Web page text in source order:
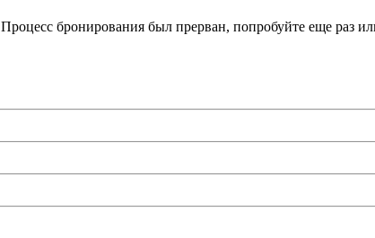
Процесс бронирования был прерван, попробуйте еще раз